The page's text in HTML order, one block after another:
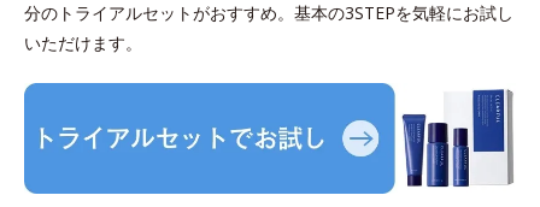
分のトライアルセットがおすすめ。基本の3STEPを気軽にお試し
いただけます。